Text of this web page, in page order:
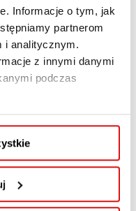
Informacje o tym, jak
partnerom
i analitycznym.
z innymi danymi
podczas